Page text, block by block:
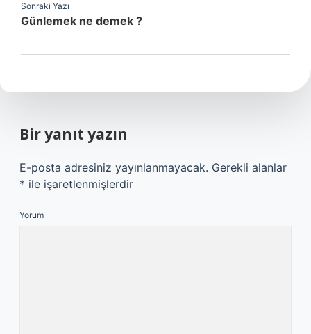
Sonraki Yazı
Günlemek ne demek ?
Bir yanıt yazın
E-posta adresiniz yayınlanmayacak. Gerekli alanlar
* ile işaretlenmişlerdir
Yorum